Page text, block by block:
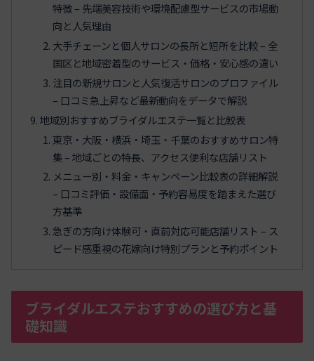
特徴 – 先端美容技術や環境配慮型サービスの市場動
向と人気理由
大手チェーンと個人サロンの長所と短所を比較 – 全
国区と地域密着型のサービス・価格・安心感の違い
注目の新規サロンと人気復活サロンのプロファイル
– 口コミ急上昇など最新動向をデータで解説
地域別おすすめブライダルエステ一覧と比較表
東京・大阪・横浜・埼玉・千葉のおすすめサロン特
集 – 地域ごとの特長、アクセス便利な店舗リスト
メニュー別・料金・キャンペーン比較表の詳細解説
– 口コミ評価・設備面・予約容易度を踏まえた選び
方基準
急ぎの方向け体験可・直前対応可能店舗リスト – ス
ピード感重視の花嫁向け特別プランと予約ポイント
ブライダルエステおすすめの選び方と基
礎知識